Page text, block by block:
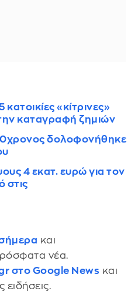
«κίτρινες»
την καταγραφή ζημιών
δολοφονήθηκε
4 εκατ. ευρώ για τον
στις
σήμερα και
νέα.
στο Google News και
ειδήσεις.